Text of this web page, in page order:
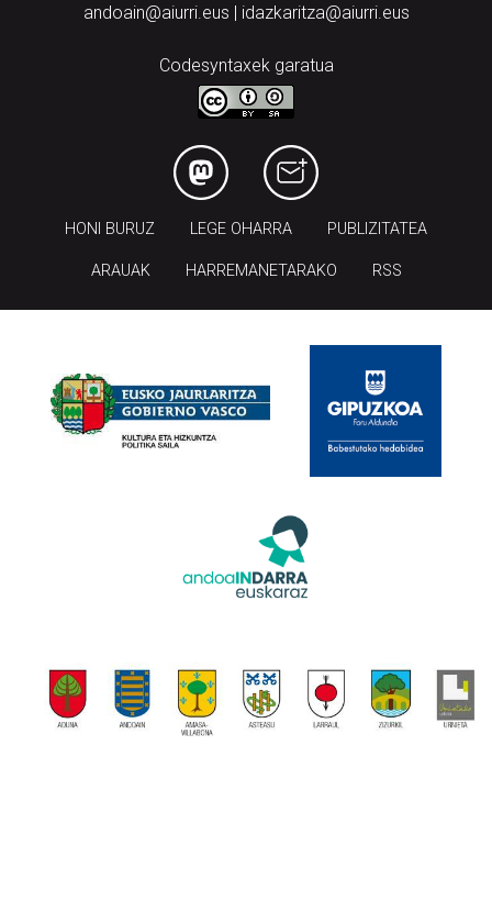
andoain@aiurri.eus | idazkaritza@aiurri.eus
Codesyntaxek garatua
HONI BURUZ LEGE OHARRA PUBLIZITATEA
ARAUAK HARREMANETARAKO RSS